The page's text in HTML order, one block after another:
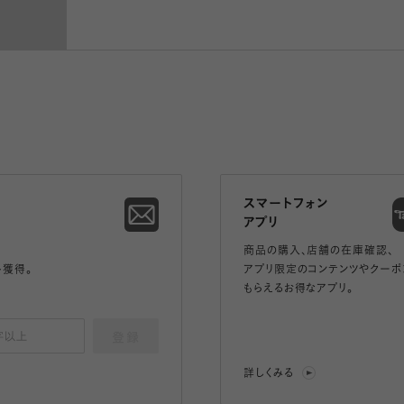
得。
スマートフォン
アプリ
商品の購入、店舗の在庫確認、
アプリ限定のコンテンツやクーポ
もらえるお得なアプリ。
詳しくみる